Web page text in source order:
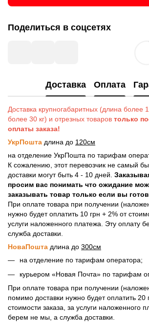
Поделиться в соцсетях
Доставка Оплата
Доставка крупногабаритных (длина более
более 30 кг) и отрезных товаров только
оплаты заказа!
УкрПошта длина до 120см
на отделение УкрПошта по тарифам
К сожалению, этот перевозчик не самый
доставки могут быть 4 - 10 дней.
просим вас понимать что ожидание
заказывать товар только если вы
При оплате товара при получении
нужно будет оплатить 10 грн + 2% от
услуги наложенного платежа. Эту оплату
служба доставки.
НоваПошта длина до 300см
на отделение по тарифам оператора;
курьером «Новая Почта» по тарифам
При оплате товара при получении
помимо доставки нужно будет оплатить 20
стоимости заказа, за услуги наложенного
берем не мы, а служба доставки.